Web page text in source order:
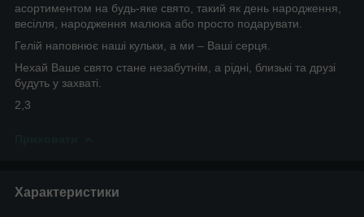
асортиментом на будь-яке свято, такий як день народження,
весілля, народження малюка або просто подарувати.
Гелій наповнює наші кульки, а ми – Ваші серця.
Нехай Ваше свято стане незабутнім, а рідні, близькі та друзі
будуть у захваті.
2,3
Характеристики